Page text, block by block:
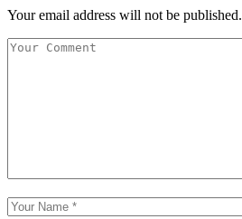
Your email address will not be published.